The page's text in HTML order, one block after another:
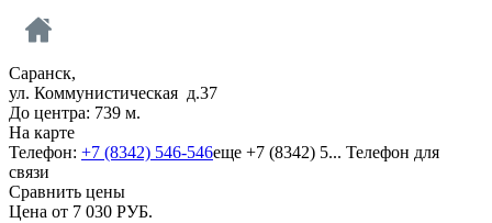
Саранск,
ул. Коммунистическая д.37
До центра: 739 м.
На карте
Телефон: +7 (8342) 546-546еще +7 (8342) 5... Телефон для
связи
Сравнить цены
Цена от 7 030 РУБ.